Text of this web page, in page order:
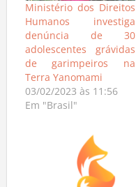
Ministério dos Direitos
Humanos investiga
denúncia de 30
adolescentes grávidas
de garimpeiros na
Terra Yanomami
03/02/2023 às 11:56
Em "Brasil"